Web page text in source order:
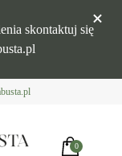
skontaktuj się
0